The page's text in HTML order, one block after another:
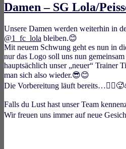
Damen – SG Lola/
Unsere Damen werden weiterhin in
@1_fc_lola bleiben.😊
Mit neuem Schwung geht es nun in
nur das Logo soll uns nun
hauptsächlich unser „neuer“ Trainer
man sich also wieder.😎😊
Die Vorbereitung läuft
Falls du Lust hast unser Team
Wir freuen uns immer auf neue